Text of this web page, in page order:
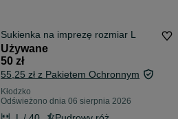
Sukienka na imprezę rozmiar L
Używane
50 zł
55,25 zł z Pakietem Ochronnym
Kłodzko
Odświeżono dnia 06 sierpnia 2026